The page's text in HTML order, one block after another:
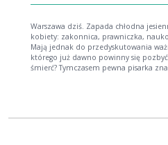
Warszawa dziś. Zapada chłodna
kobiety: zakonnica, prawniczka,
Mają jednak do przedyskutowania
którego już dawno powinny się
śmierć? Tymczasem pewna pisarka
Wszystkich Świętych, a może